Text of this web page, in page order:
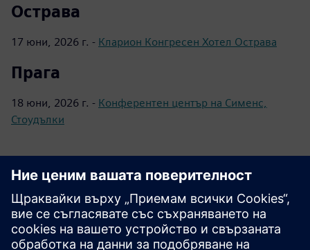
Острава
17 юни, 2026 г. - Кларион Конгресен Хотел Острава
Прага
18 юни, 2026 г. - Конферентен център на Сименс,
Стоудълки